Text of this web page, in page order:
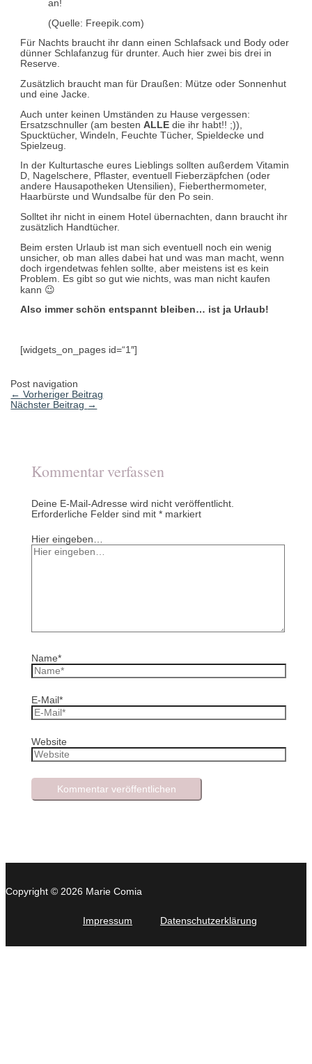
an!
(Quelle: Freepik.com)
Für Nachts braucht ihr dann einen Schlafsack und Body oder
dünner Schlafanzug für drunter. Auch hier zwei bis drei in
Reserve.
Zusätzlich braucht man für Draußen: Mütze oder Sonnenhut
und eine Jacke.
Auch unter keinen Umständen zu Hause vergessen:
Ersatzschnuller (am bestenALLE die ihr habt!! ;)),
Spucktücher, Windeln, Feuchte Tücher, Spieldecke und
Spielzeug.
In der Kulturtasche eures Lieblings sollten außerdem Vitamin
D, Nagelschere, Pflaster, eventuell Fieberzäpfchen (oder
andere Hausapotheken Utensilien), Fieberthermometer,
Haarbürste und Wundsalbe für den Po sein.
Solltet ihr nicht in einem Hotel übernachten, dann braucht ihr
zusätzlich Handtücher.
Beim ersten Urlaub ist man sich eventuell noch ein wenig
unsicher, ob man alles dabei hat und was man macht, wenn
doch irgendetwas fehlen sollte, aber meistens ist es kein
Problem. Es gibt so gut wie nichts, was man nicht kaufen
kann 😉
Also immer schön entspannt bleiben… ist ja Urlaub!
[widgets_on_pages id=“1″]
Post navigation
← Vorheriger Beitrag
Nächster Beitrag →
Kommentar verfassen
Deine E-Mail-Adresse wird nicht veröffentlicht.
Erforderliche Felder sind mit *markiert
Hier eingeben…
Name*
E-Mail*
Website
Copyright © 2026 Marie Comia
Impressum Datenschutzerklärung